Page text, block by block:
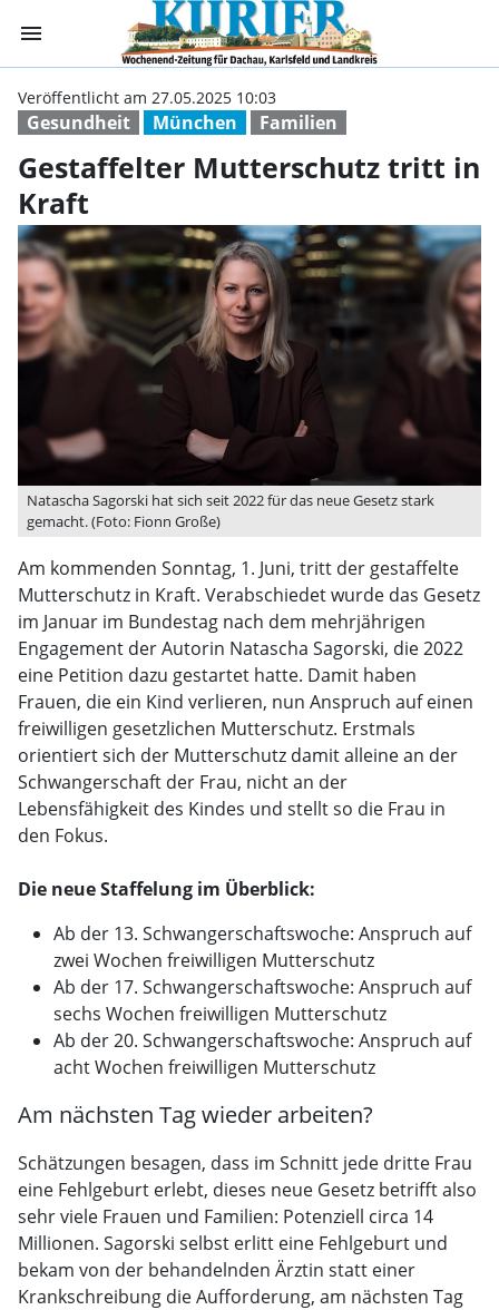
menu Gestaffelter
Gesundheit München Familien
Veröffentlicht am 27.05.2025 10:03
Gestaffelter Mutterschutz tritt in
Kraft
Natascha Sagorski hat sich seit 2022 für das neue Gesetz stark
gemacht. (Foto: Fionn Große)
Am kommenden Sonntag, 1. Juni, tritt der gestaffelte
Mutterschutz in Kraft. Verabschiedet wurde das Gesetz
im Januar im Bundestag nach dem mehrjährigen
Engagement der Autorin Natascha Sagorski, die 2022
eine Petition dazu gestartet hatte. Damit haben
Frauen, die ein Kind verlieren, nun Anspruch auf einen
freiwilligen gesetzlichen Mutterschutz. Erstmals
orientiert sich der Mutterschutz damit alleine an der
Schwangerschaft der Frau, nicht an der
Lebensfähigkeit des Kindes und stellt so die Frau in
den Fokus.
Die neue Staffelung im Überblick:
Ab der 13. Schwangerschaftswoche: Anspruch auf
zwei Wochen freiwilligen Mutterschutz
Ab der 17. Schwangerschaftswoche: Anspruch auf
sechs Wochen freiwilligen Mutterschutz
Ab der 20. Schwangerschaftswoche: Anspruch auf
acht Wochen freiwilligen Mutterschutz
Am nächsten Tag wieder arbeiten?
Schätzungen besagen, dass im Schnitt jede dritte Frau
eine Fehlgeburt erlebt, dieses neue Gesetz betrifft also
sehr viele Frauen und Familien: Potenziell circa 14
Millionen. Sagorski selbst erlitt eine Fehlgeburt und
bekam von der behandelnden Ärztin statt einer
Krankschreibung die Aufforderung, am nächsten Tag